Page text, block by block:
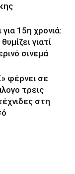
15η χρονιά:
γιατί
σινεμά
φέρνει σε
τρεις
στη